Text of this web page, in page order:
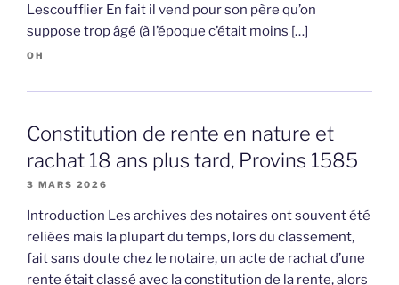
Lescoufflier En fait il vend pour son père qu’on
suppose trop âgé (à l’époque c’était moins […]
OH
Constitution de rente en nature et
rachat 18 ans plus tard, Provins 1585
3 MARS 2026
Introduction Les archives des notaires ont souvent été
reliées mais la plupart du temps, lors du classement,
fait sans doute chez le notaire, un acte de rachat d’une
rente était classé avec la constitution de la rente, alors